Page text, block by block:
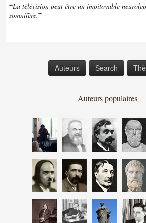
“La télévision peut être un impitoyable
somnifère.”
Auteurs Search
Auteurs populaires